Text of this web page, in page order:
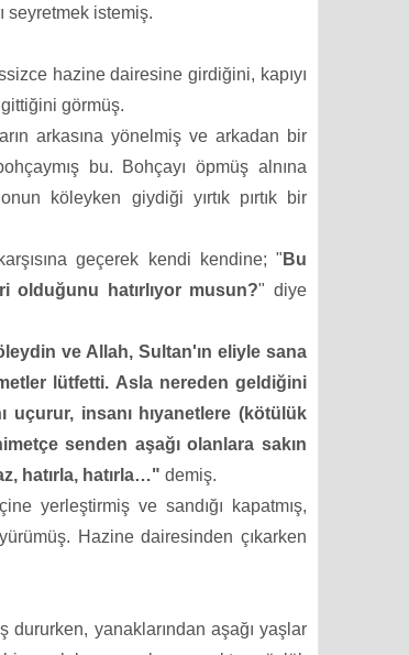
seyretmek istemiş.
hazine dairesine girdiğini, kapıyı
gittiğini görmüş.
arkasına yönelmiş ve arkadan bir
bu. Bohçayı öpmüş alnına
köleyken giydiği yırtık pırtık bir
geçerek kendi kendine; " Bu
olduğunu hatırlıyor musun?" diye
ve Allah, Sultan'ın eliyle sana
lütfetti. Asla nereden geldiğini
uçurur, insanı hıyanetlere (kötülük
senden aşağı olanlara sakın
hatırla, hatırla…" demiş.
içine yerleştirmiş vesandığı kapatmış,
Hazine dairesinden çıkarken
dururken, yanaklarından aşağı yaşlar